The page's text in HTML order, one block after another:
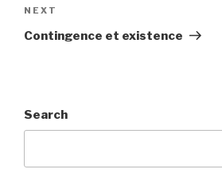
Next
Post
NEXT
Contingence et existence
Search